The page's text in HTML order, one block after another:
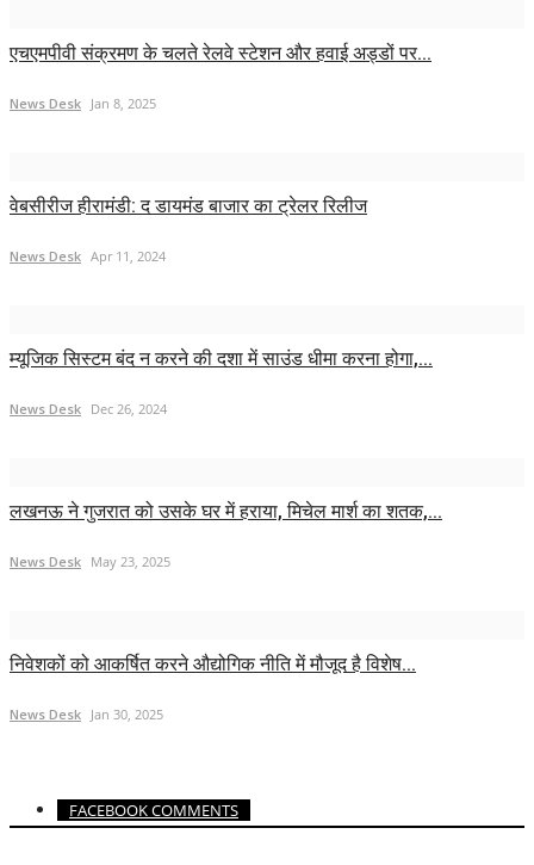
एचएमपीवी संक्रमण के चलते रेलवे स्टेशन और हवाई अड्डों पर...
News Desk Jan 8, 2025
वेबसीरीज हीरामंडी: द डायमंड बाजार का ट्रेलर रिलीज
News Desk Apr 11, 2024
म्यूजिक सिस्टम बंद न करने की दशा में साउंड धीमा करना होगा,...
News Desk Dec 26, 2024
लखनऊ ने गुजरात को उसके घर में हराया, मिचेल मार्श का शतक,...
News Desk May 23, 2025
निवेशकों को आकर्षित करने औद्योगिक नीति में मौजूद है विशेष...
News Desk Jan 30, 2025
FACEBOOK COMMENTS